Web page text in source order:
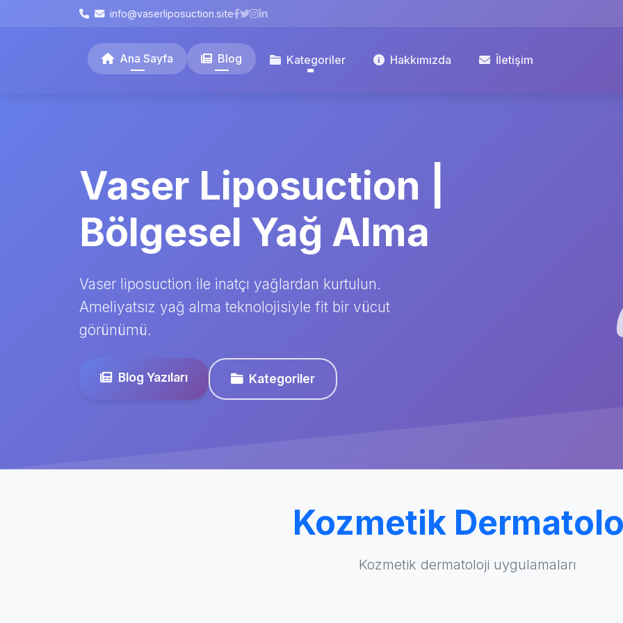
info@vaserliposuction.site
Ana Sayfa Blog Kategoriler Hakkımızda İletişim
Vaser Liposuction |
Bölgesel Yağ Alma
Vaser liposuction ile inatçı yağlardan kurtulun.
Ameliyatsız yağ alma teknolojisiyle fit bir vücut
görünümü.
Blog Yazıları Kategoriler
Kozmetik
Kozmetik dermatoloji uygulamaları